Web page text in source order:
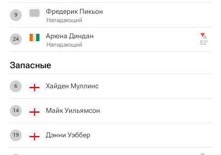
9 Фредерик Пикьон
Нападающий
24 Арюна Диндан
Нападающий 52‎’‎
Запасные
6 Хайден Муллинс
14 Майк Уильямсон
19 Дэнни Уэббер